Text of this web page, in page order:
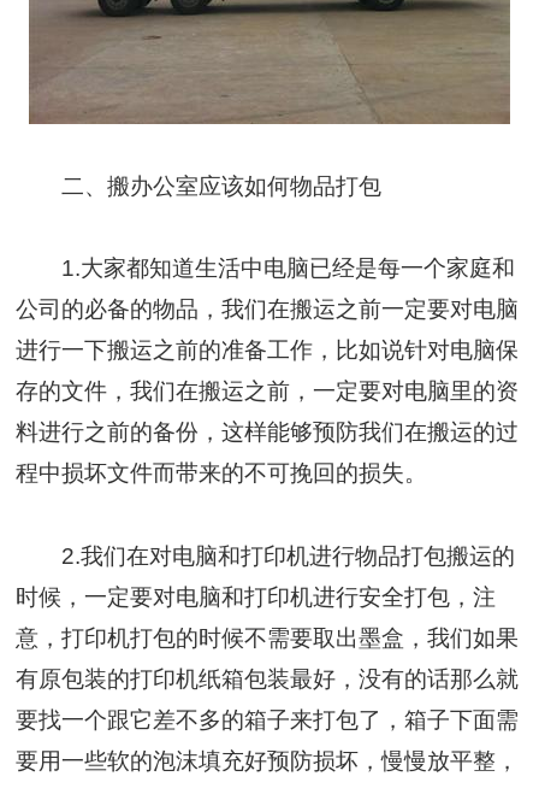
二、搬办公室应该如何物品打包
1.大家都知道生活中电脑已经是每一个家庭和
公司的必备的物品，我们在搬运之前一定要对电脑
进行一下搬运之前的准备工作，比如说针对电脑保
存的文件，我们在搬运之前，一定要对电脑里的资
料进行之前的备份，这样能够预防我们在搬运的过
程中损坏文件而带来的不可挽回的损失。
2.我们在对电脑和打印机进行物品打包搬运的
时候，一定要对电脑和打印机进行安全打包，注
意，打印机打包的时候不需要取出墨盒，我们如果
有原包装的打印机纸箱包装最好，没有的话那么就
要找一个跟它差不多的箱子来打包了，箱子下面需
要用一些软的泡沫填充好预防损坏，慢慢放平整，